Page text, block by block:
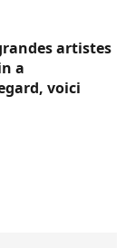
artistes
a
voici